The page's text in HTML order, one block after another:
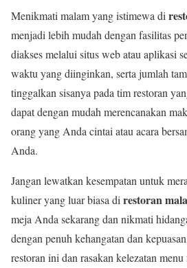
Menikmati malam yang istimewa di
menjadi lebih mudah dengan fasilitas
diakses melalui situs web atau aplikasi
waktu yang diinginkan, serta jumlah
tinggalkan sisanya pada tim restoran
dapat dengan mudah merencanakan
orang yang Anda cintai atau acara
Anda.
Jangan lewatkan kesempatan untuk
kuliner yang luar biasa di restoran
meja Anda sekarang dan nikmati
dengan penuh kehangatan dan
restoran ini dan rasakan kelezatan